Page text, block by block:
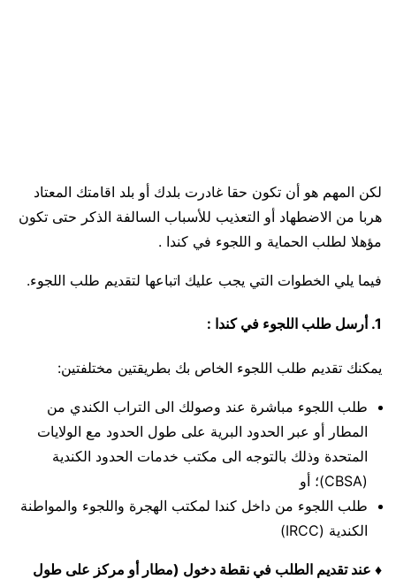
لكن المهم هو أن تكون حقا غادرت بلدك أو بلد اقامتك المعتاد
هربا من الاضطهاد أو التعذيب للأسباب السالفة الذكر حتى تكون
مؤهلا لطلب الحماية و اللجوء في كندا .
فيما يلي الخطوات التي يجب عليك اتباعها لتقديم طلب اللجوء.
1. أرسل طلب اللجوء في كندا :
يمكنك تقديم طلب اللجوء الخاص بك بطريقتين مختلفتين:
طلب اللجوء مباشرة عند وصولك الى التراب الكندي من
المطار أو عبر الحدود البرية على طول الحدود مع الولايات
المتحدة وذلك بالتوجه الى مكتب خدمات الحدود الكندية
(CBSA)؛ أو
طلب اللجوء من داخل كندا لمكتب الهجرة واللجوء والمواطنة
الكندية (IRCC)
♦ عند تقديم الطلب في نقطة دخول (مطار أو مركز على طول